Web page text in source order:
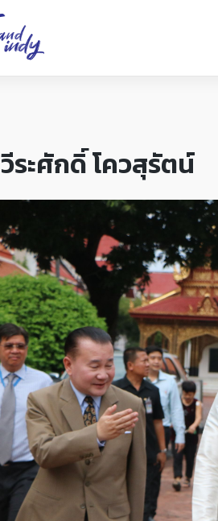
วีระศักดิ์ โควสุรัตน์